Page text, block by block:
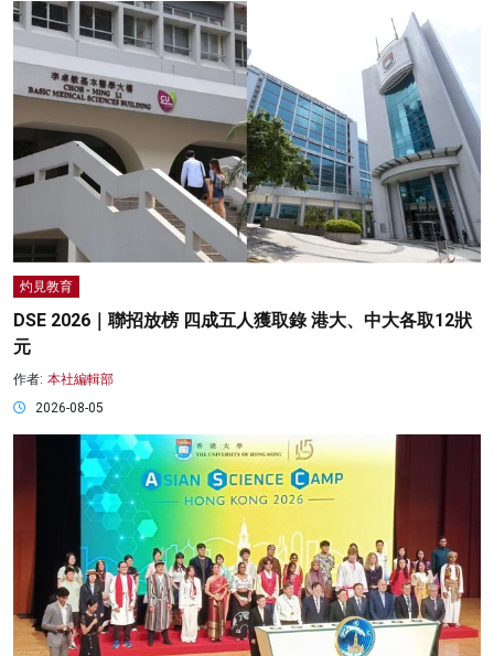
灼見教育
DSE 2026｜聯招放榜 四成五人獲取錄 港大、中大各取12狀
元
作者: 本社編輯部
2026-08-05